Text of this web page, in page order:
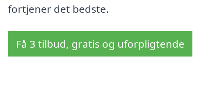
fortjener det bedste.
Få 3 tilbud, gratis og uforpligtende